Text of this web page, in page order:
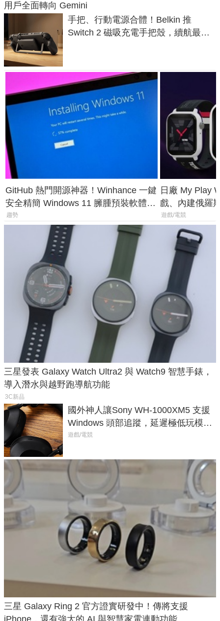
用戶全面轉向 Gemini
手把、行動電源合體！Belkin 推
Switch 2 磁吸充電手把殼，續航最高
GitHub 熱門開源神器！Winhance 一鍵
安全精簡 Windows 11 臃腫預裝軟體與
後台追蹤
趨勢
日廠 My Play
戲、內建俄羅
過竟然不能連
遊戲/電競
三星發表 Galaxy Watch Ultra2 與 Watch9 智慧手錶，
導入潛水與越野跑導航功能
3C新品
國外神人讓Sony WH-1000XM5 支援
Windows 頭部追蹤，延遲極低玩模擬
飛行超有感
遊戲/電競
三星 Galaxy Ring 2 官方證實研發中！傳將支援